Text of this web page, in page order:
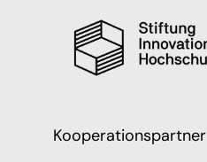
Kooperationspartner